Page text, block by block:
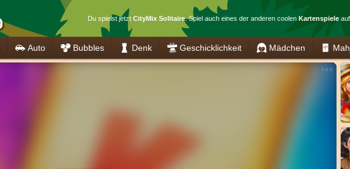
Du spielst jetzt CityMix Solitaire. Spiel auch eines der anderen coolen Kartenspieleauf
Auto Bubbles Denk Geschicklichkeit Mädchen